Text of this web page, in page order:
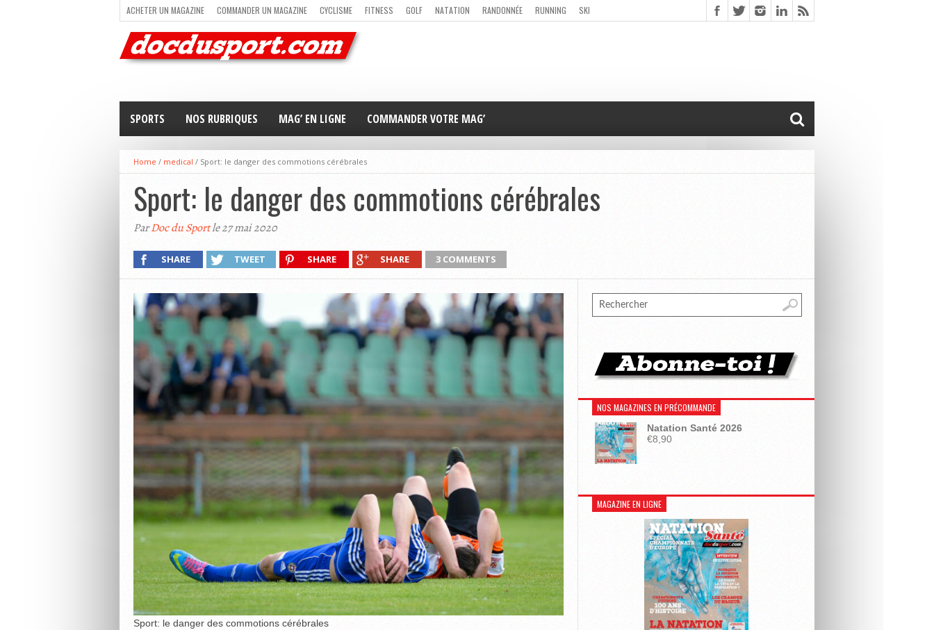
ACHETER UN MAGAZINE COMMANDER UN MAGAZINE CYCLISME FITNESS GOLF NATATION RANDONNÉE RUNNING
SKI
TRAIL RUNNING
TRIATHLON VOILE NEWSLETTER MAG’ EN LIGNE
SPORTS NOS RUBRIQUES MAG’ EN LIGNE COMMANDER VOTRE MAG’
Home / medical / Sport: le danger des commotions cérébrales
Sport: le danger des commotions cérébrales
ParDoc du Sportle 27 mai 2020
SHARE TWEET SHARE SHARE 3 COMMENTS
Sport: le danger des commotions cérébrales
NOS MAGAZINES EN PRÉCOMMANDE
Natation Santé 2026
€8,90
MAGAZINE EN LIGNE